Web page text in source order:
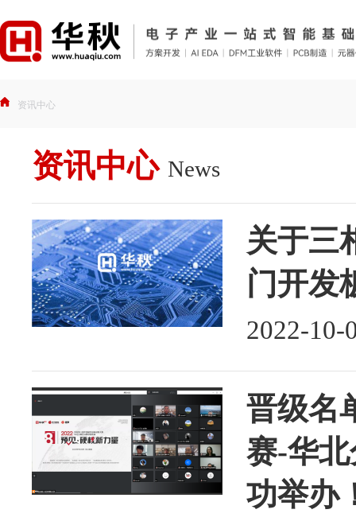
资讯中心
资讯中心 News
关于三
门开发
2022-10-
晋级名
赛-华
功举办